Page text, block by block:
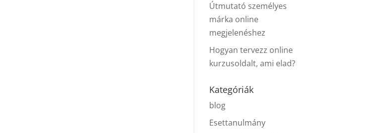
Útmutató személyes
márka online
megjelenéshez
Hogyan tervezz online
kurzusoldalt, ami elad?
Kategóriák
blog
Esettanulmány